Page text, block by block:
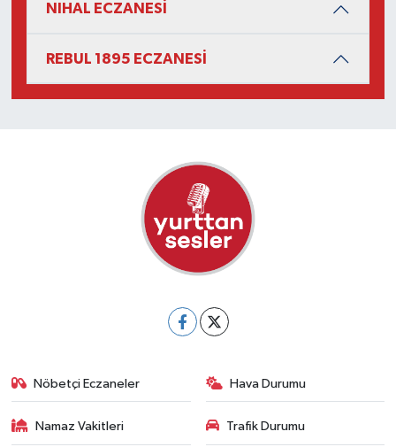
NIHAL ECZANESİ
REBUL 1895 ECZANESİ
Nöbetçi Eczaneler Hava Durumu
Namaz Vakitleri Trafik Durumu